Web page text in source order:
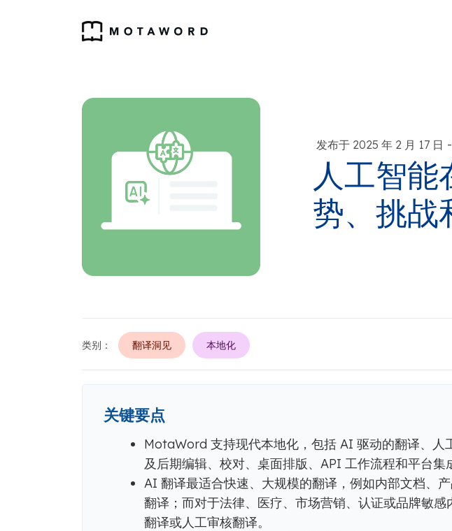
发布于 2025 年 2 月 17 日 -
人工智
势、挑战
类别： 翻译洞见 本地化
关键要点
MotaWord 支持现代本地化，包括 AI 驱动的翻译、人
及后期编辑、校对、桌面排版、API 工作流程和平台集
AI 翻译最适合快速、大规模的翻译，例如内部文档、
翻译；而对于法律、医疗、市场营销、认证或品牌敏感
翻译或人工审核翻译。